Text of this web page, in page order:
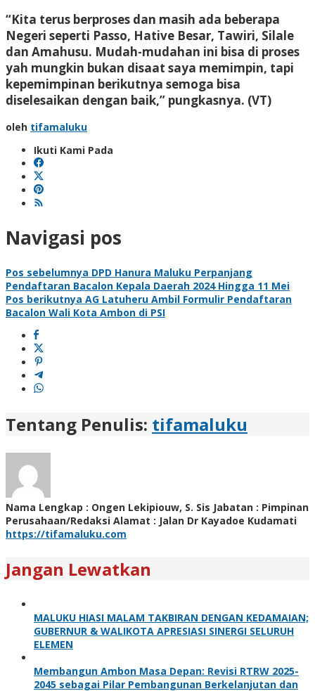
“Kita terus berproses dan masih ada beberapa
Negeri seperti Passo, Hative Besar, Tawiri, Silale
dan Amahusu. Mudah-mudahan ini bisa di proses
yah mungkin bukan disaat saya memimpin, tapi
kepemimpinan berikutnya semoga bisa
diselesaikan dengan baik,” pungkasnya. (VT)
oleh tifamaluku
Ikuti Kami Pada
Navigasi pos
Pos sebelumnya DPD Hanura Maluku Perpanjang
Pendaftaran Bacalon Kepala Daerah 2024 Hingga 11 Mei
Pos berikutnya AG Latuheru Ambil Formulir Pendaftaran
Bacalon Wali Kota Ambon di PSI
Tentang Penulis: tifamaluku
Nama Lengkap : Ongen Lekipiouw, S. Sis Jabatan : Pimpinan
Perusahaan/Redaksi Alamat : Jalan Dr Kayadoe Kudamati
https://tifamaluku.com
Jangan Lewatkan
MALUKU HIASI MALAM TAKBIRAN DENGAN KEDAMAIAN;
GUBERNUR & WALIKOTA APRESIASI SINERGI SELURUH
ELEMEN
Membangun Ambon Masa Depan: Revisi RTRW 2025-
2045 sebagai Pilar Pembangunan Berkelanjutan dan